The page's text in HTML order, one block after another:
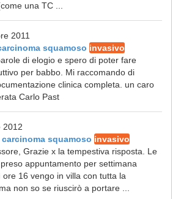
una TC ...
2011
squamoso invasivo
di elogio e spero di poter fare
per babbo. Mi raccomando di
clinica completa. un caro
Carlo Past
2012
squamoso invasivo
Grazie x la tempestiva risposta. Le
appuntamento per settimana
16 vengo in villa con tutta la
non so se riuscirò a portare ...